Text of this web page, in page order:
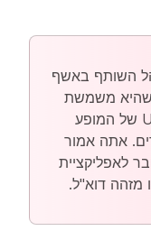
השותף באשף
שהיא משמשת
להודעה לאפליקציית UC של המופע
אתה אמור
לאפליקציית